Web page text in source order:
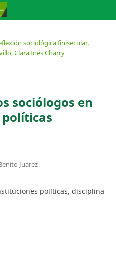
sociológica finisecular.
Clara Inés Charry
sociólogos en
Juárez
políticas, disciplina